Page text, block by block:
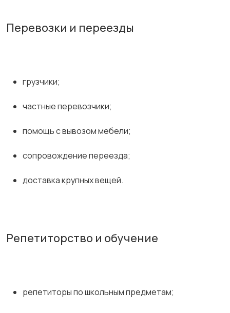
Перевозки и переезды
грузчики;
частные перевозчики;
помощь с вывозом мебели;
сопровождение переезда;
доставка крупных вещей.
Репетиторство и обучение
репетиторы по школьным предметам;